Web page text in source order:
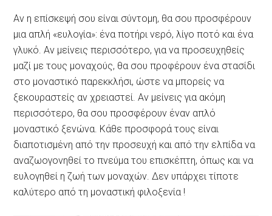
Αν η επίσκεψή σου είναι σύντομη, θα σου προσφέρουν
μια απλή «ευλογία»: ένα ποτήρι νερό, λίγο ποτό και ένα
γλυκό. Αν μείνεις περισσότερο, για να προσευχηθείς
μαζί με τους μοναχούς, θα σου προφέρουν ένα στασίδι
στο μοναστικό παρεκκλήσι, ώστε να μπορείς να
ξεκουραστείς αν χρειαστεί. Αν μείνεις για ακόμη
περισσότερο, θα σου προσφέρουν έναν απλό
μοναστικό ξενώνα. Κάθε προσφορά τους είναι
διαποτισμένη από την προσευχή και από την ελπίδα να
αναζωογονηθεί το πνεύμα του επισκέπτη, όπως και να
ευλογηθεί η ζωή των μοναχών. Δεν υπάρχει τίποτε
καλύτερο από τη μοναστική φιλοξενία !